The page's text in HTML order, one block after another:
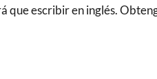
que escribir en inglés.